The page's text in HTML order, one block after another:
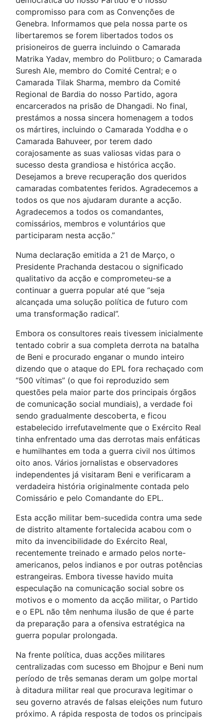
compromisso para com as Convenções de
Genebra. Informamos que pela nossa parte os
libertaremos se forem libertados todos os
prisioneiros de guerra incluindo o Camarada
Matrika Yadav, membro do Politburo; o Camarada
Suresh Ale, membro do Comité Central; e o
Camarada Tilak Sharma, membro da Comité
Regional de Bardia do nosso Partido, agora
encarcerados na prisão de Dhangadi. No final,
prestámos a nossa sincera homenagem a todos
os mártires, incluindo o Camarada Yoddha e o
Camarada Bahuveer, por terem dado
corajosamente as suas valiosas vidas para o
sucesso desta grandiosa e histórica acção.
Desejamos a breve recuperação dos queridos
camaradas combatentes feridos. Agradecemos a
todos os que nos ajudaram durante a acção.
Agradecemos a todos os comandantes,
comissários, membros e voluntários que
participaram nesta acção.”
Numa declaração emitida a 21 de Março, o
Presidente Prachanda destacou o significado
qualitativo da acção e comprometeu-se a
continuar a guerra popular até que “seja
alcançada uma solução política de futuro com
uma transformação radical”.
Embora os consultores reais tivessem inicialmente
tentado cobrir a sua completa derrota na batalha
de Beni e procurado enganar o mundo inteiro
dizendo que o ataque do EPL fora rechaçado com
“500 vítimas” (o que foi reproduzido sem
questões pela maior parte dos principais órgãos
de comunicação social mundiais), a verdade foi
sendo gradualmente descoberta, e ficou
estabelecido irrefutavelmente que o Exército Real
tinha enfrentado uma das derrotas mais enfáticas
e humilhantes em toda a guerra civil nos últimos
oito anos. Vários jornalistas e observadores
independentes já visitaram Beni e verificaram a
verdadeira história originalmente contada pelo
Comissário e pelo Comandante do EPL.
Esta acção militar bem-sucedida contra uma sede
de distrito altamente fortalecida acabou com o
mito da invencibilidade do Exército Real,
recentemente treinado e armado pelos norte-
americanos, pelos indianos e por outras potências
estrangeiras. Embora tivesse havido muita
especulação na comunicação social sobre os
motivos e o momento da acção militar, o Partido
e o EPL não têm nenhuma ilusão de que é parte
da preparação para a ofensiva estratégica na
guerra popular prolongada.
Na frente política, duas acções militares
centralizadas com sucesso em Bhojpur e Beni num
período de três semanas deram um golpe mortal
à ditadura militar real que procurava legitimar o
seu governo através de falsas eleições num futuro
próximo. A rápida resposta de todos os principais